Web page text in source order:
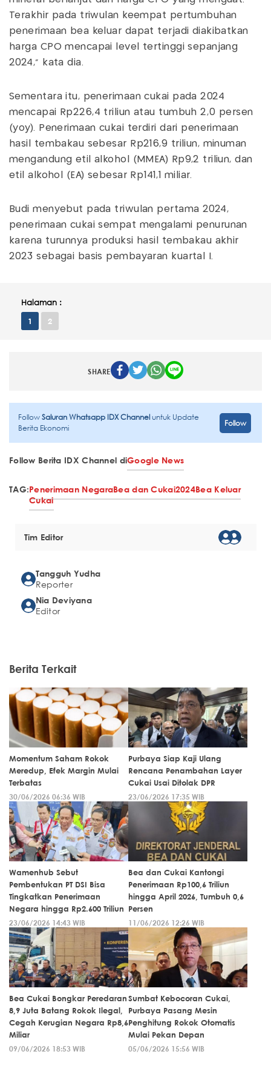
Terakhir pada triwulan keempat pertumbuhan
penerimaan bea keluar dapat terjadi diakibatkan
harga CPO mencapai level tertinggi sepanjang
2024," kata dia.
Sementara itu, penerimaan cukai pada 2024
mencapai Rp226,4 triliun atau tumbuh 2,0 persen
(yoy). Penerimaan cukai terdiri dari penerimaan
hasil tembakau sebesar Rp216,9 triliun, minuman
mengandung etil alkohol (MMEA) Rp9,2 triliun, dan
etil alkohol (EA) sebesar Rp141,1 miliar.
Budi menyebut pada triwulan pertama 2024,
penerimaan cukai sempat mengalami penurunan
karena turunnya produksi hasil tembakau akhir
2023 sebagai basis pembayaran kuartal I.
Halaman :
1 2
SHARE
FollowSaluran Whatsapp IDX Channeluntuk Update
Berita Ekonomi
Follow
Follow Berita IDX Channel diGoogle News
TAG:Penerimaan NegaraBea dan Cukai2024Bea Keluar
Cukai
Tim Editor
Tangguh Yudha
Reporter
Nia Deviyana
Editor
Berita Terkait
Momentum Saham Rokok
Meredup, Efek Margin Mulai
Terbatas
30/06/2026 06:36 WIB
Purbaya Siap Kaji Ulang
Rencana Penambahan Layer
Cukai Usai Ditolak DPR
23/06/2026 17:35 WIB
Wamenhub Sebut
Pembentukan PT DSI Bisa
Tingkatkan Penerimaan
Negara hingga Rp2.600 Triliun
23/06/2026 14:43 WIB
Bea dan Cukai Kantongi
Penerimaan Rp100,6 Triliun
hingga April 2026, Tumbuh 0,6
Persen
11/06/2026 12:26 WIB
Bea Cukai Bongkar Peredaran
8,9 Juta Batang Rokok Ilegal,
Cegah Kerugian Negara Rp8,6
Miliar
09/06/2026 18:53 WIB
Sumbat Kebocoran Cukai,
Purbaya Pasang Mesin
Penghitung Rokok Otomatis
Mulai Pekan Depan
05/06/2026 15:56 WIB